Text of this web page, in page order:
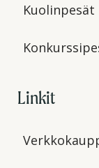
Kuolinpesät
Linkit